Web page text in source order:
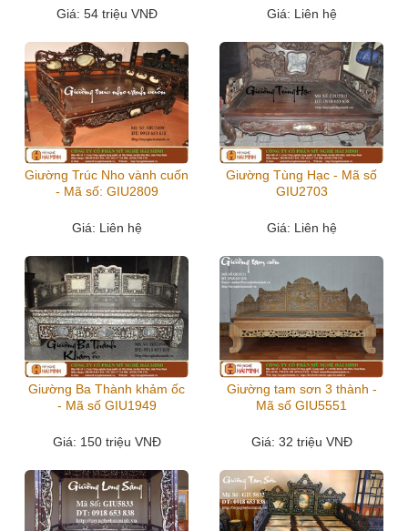
Giá: 54 triệu VNĐ Giá: Liên hệ
Giường Trúc Nho vành cuốn
- Mã số: GIU2809
Giá: Liên hệ
Giường Tùng Hạc - Mã số
GIU2703
Giá: Liên hệ
Giường Ba Thành khảm ốc
- Mã số GIU1949
Giá: 150 triệu VNĐ
Giường tam sơn 3 thành -
Mã số GIU5551
Giá: 32 triệu VNĐ